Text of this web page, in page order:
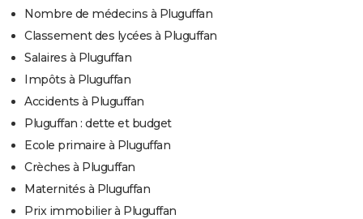
Nombre de médecins à Pluguffan
Classement des lycées à Pluguffan
Salaires à Pluguffan
Impôts à Pluguffan
Accidents à Pluguffan
Pluguffan : dette et budget
Ecole primaire à Pluguffan
Crèches à Pluguffan
Maternités à Pluguffan
Prix immobilier à Pluguffan